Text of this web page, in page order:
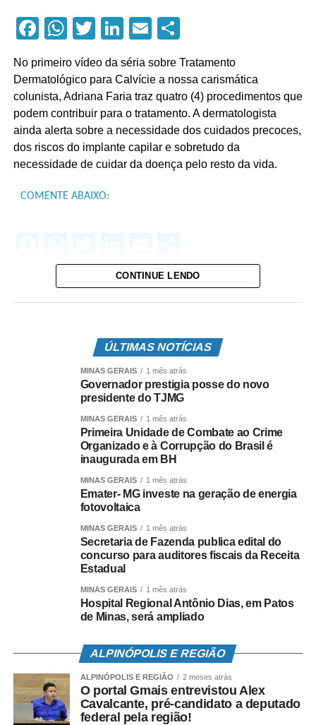
Facebook
WhatsApp
Twitter
LinkedIn
EmailCompartilhar
No primeiro vídeo da séria sobre Tratamento
Dermatológico para Calvície a nossa carismática
colunista, Adriana Faria traz quatro (4) procedimentos que
podem contribuir para o tratamento. A dermatologista
ainda alerta sobre a necessidade dos cuidados precoces,
dos riscos do implante capilar e sobretudo da
necessidade de cuidar da doença pelo resto da vida.
COMENTE ABAIXO:
Seu nome já foi
CONTINUE LENDO
ÚLTIMAS NOTÍCIAS
MINAS GERAIS 1 mês atrás
Governador prestigia posse do novo
presidente do TJMG
MINAS GERAIS 1 mês atrás
Primeira Unidade de Combate ao Crime
Organizado e à Corrupção do Brasil é
inaugurada em BH
MINAS GERAIS 1 mês atrás
Emater- MG investe na geração de energia
fotovoltaica
MINAS GERAIS 1 mês atrás
Secretaria de Fazenda publica edital do
concurso para auditores fiscais da Receita
Estadual
MINAS GERAIS 1 mês atrás
Hospital Regional Antônio Dias, em Patos
de Minas, será ampliado
ALPINÓPOLIS E REGIÃO
ALPINÓPOLIS E REGIÃO 2 meses atrás
O portal Gmais entrevistou Alex
Cavalcante, pré-candidato a deputado
federal pela região!